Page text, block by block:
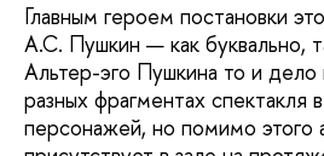
Главным героем постановки
А.С. Пушкин — как буквально,
Альтер-эго Пушкина то и дело
разных фрагментах спектакля
персонажей, но помимо этого